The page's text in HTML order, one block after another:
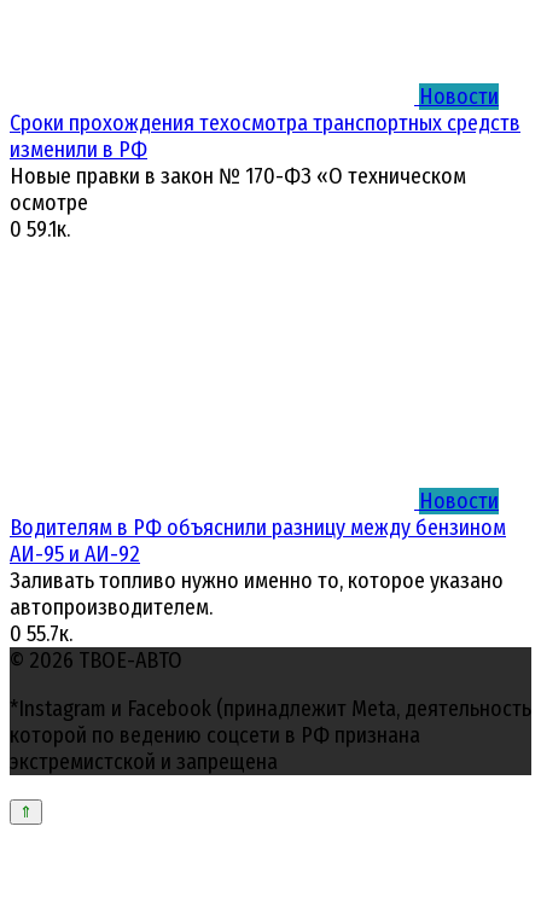
Новости
Сроки прохождения техосмотра транспортных средств
изменили в РФ
Новые правки в закон № 170-ФЗ «О техническом
осмотре
0 59.1к.
Новости
Водителям в РФ объяснили разницу между бензином
АИ-95 и АИ-92
Заливать топливо нужно именно то, которое указано
автопроизводителем.
0 55.7к.
© 2026 ТВОЕ-АВТО
*Instagram и Facebook (принадлежит Meta, деятельность
которой по ведению соцсети в РФ признана
экстремистской и запрещена